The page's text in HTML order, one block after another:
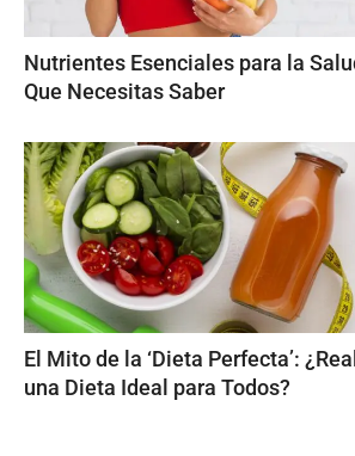
Nutrientes Esenciales para la
Que Necesitas Saber
El Mito de la ‘Dieta Perfecta’:
una Dieta Ideal para Todos?